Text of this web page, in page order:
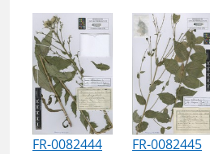
FR-0082444 FR-0082445